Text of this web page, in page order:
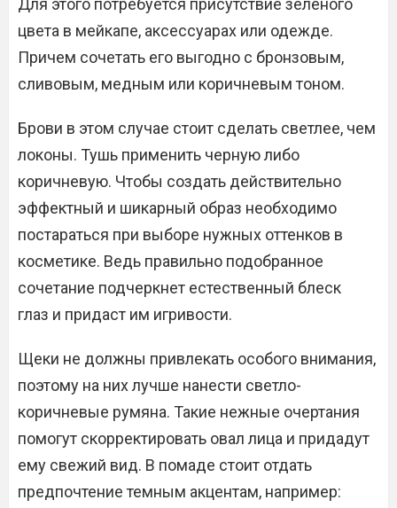
Для этого потребуется присутствие зеленого
цвета в мейкапе, аксессуарах или одежде.
Причем сочетать его выгодно с бронзовым,
сливовым, медным или коричневым тоном.
Брови в этом случае стоит сделать светлее, чем
локоны. Тушь применить черную либо
коричневую. Чтобы создать действительно
эффектный и шикарный образ необходимо
постараться при выборе нужных оттенков в
косметике. Ведь правильно подобранное
сочетание подчеркнет естественный блеск
глаз и придаст им игривости.
Щеки не должны привлекать особого внимания,
поэтому на них лучше нанести светло-
коричневые румяна. Такие нежные очертания
помогут скорректировать овал лица и придадут
ему свежий вид. В помаде стоит отдать
предпочтение темным акцентам, например: